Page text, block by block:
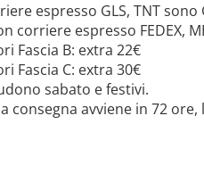
espresso GLS, TNT sono
corriere espresso FEDEX,
Fascia B: extra 22€
Fascia C: extra 30€
sabato e festivi.
consegna avviene in 72